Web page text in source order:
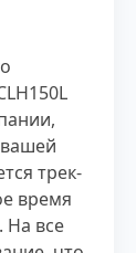
трек-
время
На все